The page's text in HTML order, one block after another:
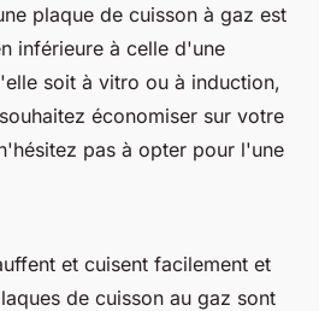
plaque de cuisson à gaz est
inférieure à celle d'une
soit à vitro ou à induction,
économiser sur votre
pas à opter pour l'une
et cuisent facilement et
de cuisson au gaz sont